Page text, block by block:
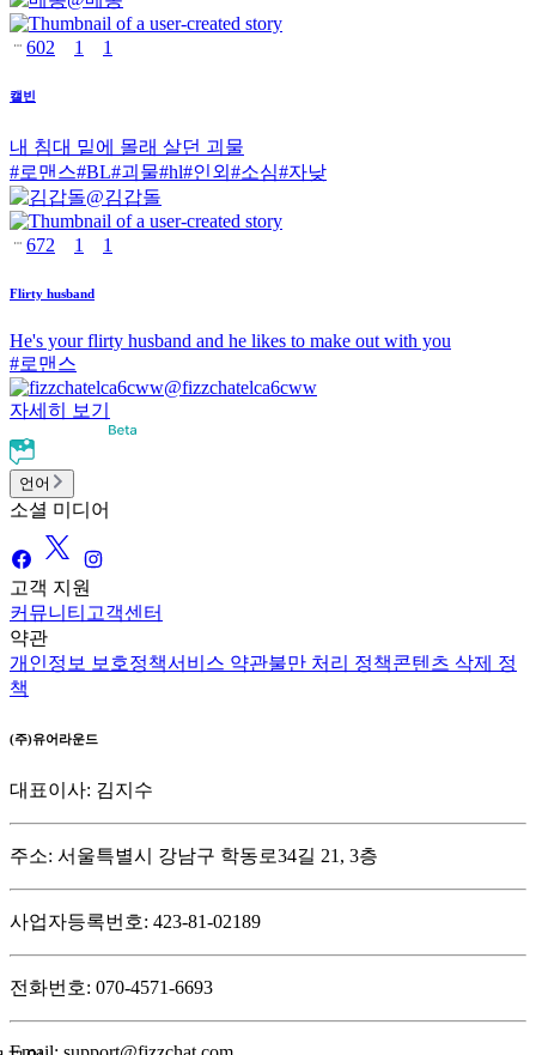
602 1 1
캘빈
내 침대 밑에 몰래 살던 괴물
#로맨스#BL#괴물#hl#인외 #소심#자낮
@김갑돌
672 1 1
Flirty husband
He's your flirty husband and he likes to make out with you
#로맨스
@fizzchatelca6cww
자세히 보기
언어
소셜 미디어
고객 지원
커뮤니티 고객센터
약관
개인정보 보호정책서비스 약관불만 처리 정책콘텐츠 삭제 정
책
(주)유어라운드
대표이사: 김지수
주소: 서울특별시 강남구 학동로34길 21, 3층
사업자등록번호: 423-81-02189
전화번호: 070-4571-6693